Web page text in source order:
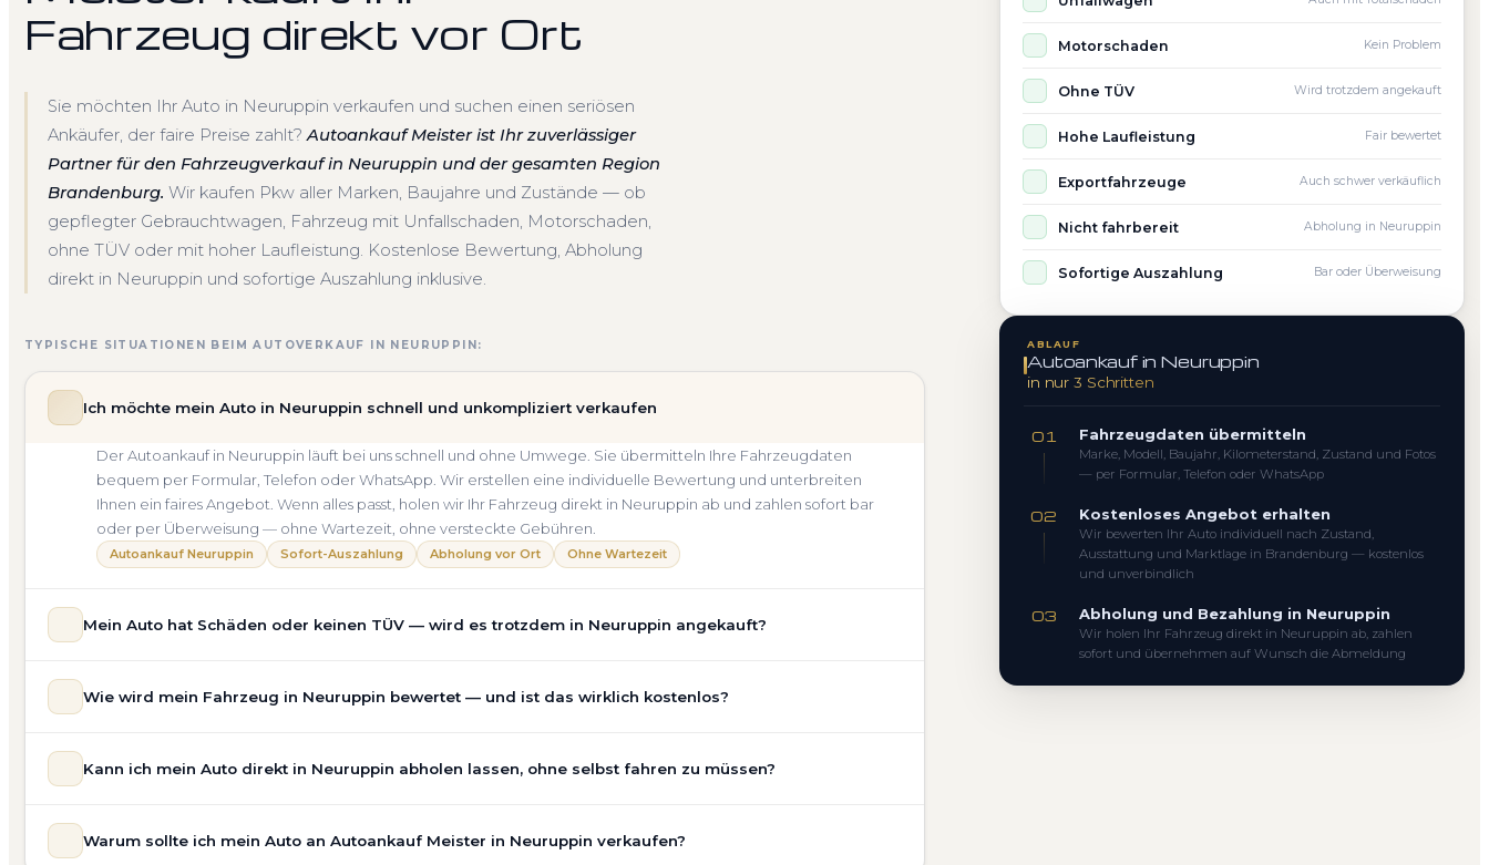
Fahrzeug direkt vor Ort
Sie möchten Ihr Auto in Neuruppin verkaufen und suchen einen seriösen
Ankäufer, der faire Preise zahlt?Autoankauf Meister ist Ihr zuverlässiger
Partner für den Fahrzeugverkauf in Neuruppin und der gesamten Region
Brandenburg. Wir kaufen Pkw aller Marken, Baujahre und Zustände — ob
gepflegter Gebrauchtwagen, Fahrzeug mit Unfallschaden, Motorschaden,
ohne TÜV oder mit hoher Laufleistung. Kostenlose Bewertung, Abholung
direkt in Neuruppin und sofortige Auszahlung inklusive.
TYPISCHE SITUATIONEN BEIM AUTOVERKAUF IN NEURUPPIN:
Ich möchte mein Auto in Neuruppin schnell und unkompliziert verkaufen
Der Autoankauf in Neuruppin läuft bei uns schnell und ohne Umwege. Sie übermitteln Ihre Fahrzeugdaten
bequem per Formular, Telefon oder WhatsApp. Wir erstellen eine individuelle Bewertung und unterbreiten
Ihnen ein faires Angebot. Wenn alles passt, holen wir Ihr Fahrzeug direkt in Neuruppin ab und zahlen sofort bar
oder per Überweisung — ohne Wartezeit, ohne versteckte Gebühren.
Autoankauf Neuruppin Sofort-Auszahlung Abholung vor Ort Ohne Wartezeit
Mein Auto hat Schäden oder keinen TÜV — wird es trotzdem in Neuruppin angekauft?
allgemeinem Reparaturbedarf direkt in Neuruppin an. Der Zustand Ihres Fahrzeugs fließt transparent in unsere
Unfallwagen Neuruppin Motorschaden Ohne TÜV Getriebeschaden Faire Bewertung
Wie wird mein Fahrzeug in Neuruppin bewertet — und ist das wirklich kostenlos?
prüfen Marke, Modell, Baujahr, Kilometerstand, Ausstattung, Pflegezustand und die aktuelle Marktlage. So
Kostenlose Bewertung Marktwert Neuruppin Unverbindlich Seriöse Einschätzung
Kann ich mein Auto direkt in Neuruppin abholen lassen, ohne selbst fahren zu müssen?
Adresse — egal ob zu Hause, am Arbeitsplatz oder an einem Treffpunkt Ihrer Wahl in Neuruppin und Umgebung.
Warum sollte ich mein Auto an Autoankauf Meister in Neuruppin verkaufen?
Motorschaden Kein Problem
Ohne TÜV Wird trotzdem angekauft
Hohe Laufleistung Fair bewertet
Exportfahrzeuge Auch schwer verkäuflich
Nicht fahrbereit Abholung in Neuruppin
Sofortige Auszahlung Bar oder Überweisung
ABLAUF
Autoankauf in Neuruppin
in nur 3 Schritten
01 Fahrzeugdaten übermitteln
Marke, Modell, Baujahr, Kilometerstand, Zustand und Fotos
— per Formular, Telefon oder WhatsApp
02 Kostenloses Angebot erhalten
Wir bewerten Ihr Auto individuell nach Zustand,
Ausstattung und Marktlage in Brandenburg — kostenlos
und unverbindlich
03 Abholung und Bezahlung in Neuruppin
Wir holen Ihr Fahrzeug direkt in Neuruppin ab, zahlen
sofort und übernehmen auf Wunsch die Abmeldung